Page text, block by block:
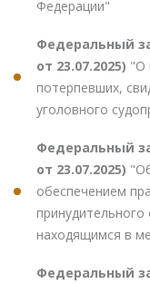
Федерации"
Федеральный
от 23.07.2025) "О
потерпевших,
уголовного
Федеральный
от 23.07.2025)
обеспечением
находящимся в
Федеральный